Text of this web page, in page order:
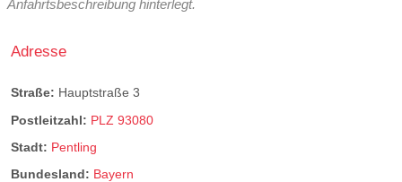
Anfahrtsbeschreibung hinterlegt.
Adresse
Straße: Hauptstraße 3
Postleitzahl: PLZ 93080
Stadt: Pentling
Bundesland: Bayern